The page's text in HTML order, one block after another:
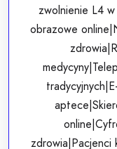
zwolnienie L4
obrazowe
zdrowia|Pacjenci